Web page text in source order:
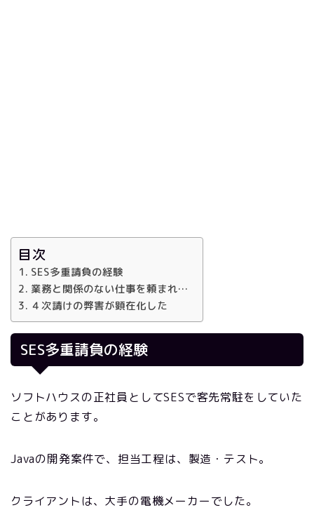
目次
SES多重請負の経験
業務と関係のない仕事を頼まれ…
４次請けの弊害が顕在化した
SES多重請負の経験
ソフトハウスの正社員としてSESで客先常駐をしていた
ことがあります。
Javaの開発案件で、担当工程は、製造・テスト。
クライアントは、大手の電機メーカーでした。